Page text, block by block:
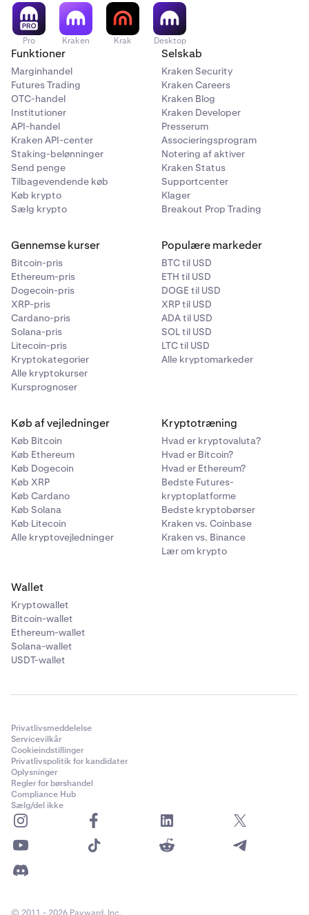
Pro Kraken Krak Desktop
Funktioner
Marginhandel
Futures Trading
OTC-handel
Institutioner
API-handel
Kraken API-center
Staking-belønninger
Send penge
Tilbagevendende køb
Køb krypto
Sælg krypto
Selskab
Kraken Security
Kraken Careers
Kraken Blog
Kraken Developer
Presserum
Associeringsprogram
Notering af aktiver
Kraken Status
Supportcenter
Klager
Breakout Prop Trading
Gennemse kurser
Bitcoin-pris
Ethereum-pris
Dogecoin-pris
XRP-pris
Cardano-pris
Solana-pris
Litecoin-pris
Kryptokategorier
Alle kryptokurser
Kursprognoser
Populære markeder
BTC til USD
ETH til USD
DOGE til USD
XRP til USD
ADA til USD
SOL til USD
LTC til USD
Alle kryptomarkeder
Køb af vejledninger
Køb Bitcoin
Køb Ethereum
Køb Dogecoin
Køb XRP
Køb Cardano
Køb Solana
Køb Litecoin
Alle kryptovejledninger
Kryptotræning
Hvad er kryptovaluta?
Hvad er Bitcoin?
Hvad er Ethereum?
Bedste Futures-
kryptoplatforme
Bedste kryptobørser
Kraken vs. Coinbase
Kraken vs. Binance
Lær om krypto
Wallet
Kryptowallet
Bitcoin-wallet
Ethereum-wallet
Solana-wallet
USDT-wallet
Privatlivsmeddelelse
Servicevilkår
Cookieindstillinger
Privatlivspolitik for kandidater
Oplysninger
Regler for børshandel
Compliance Hub
Sælg/del ikke
© 2011 - 2026 Payward, Inc.